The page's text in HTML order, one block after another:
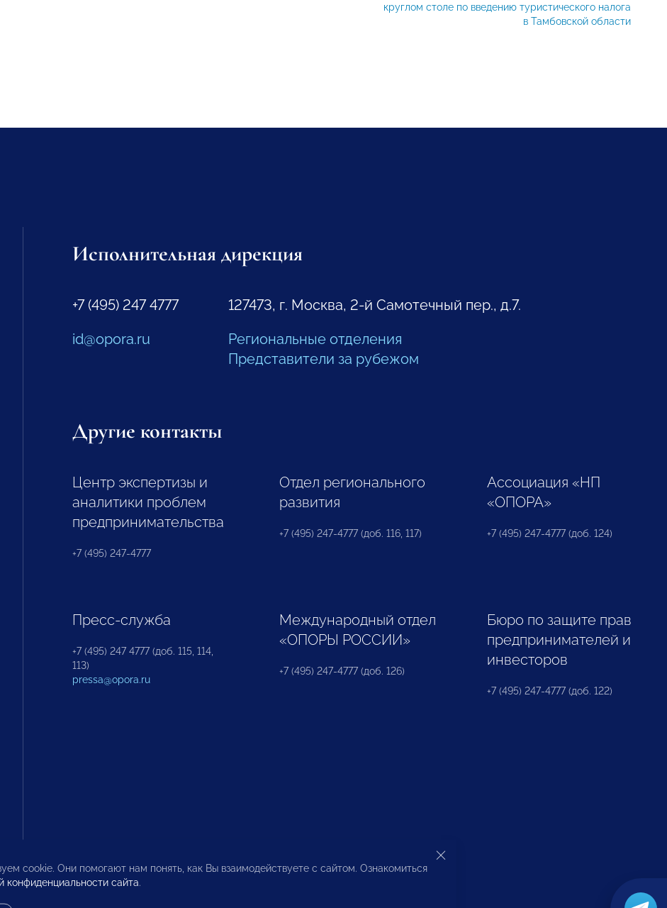
круглом столе по введению туристического налога
в Тамбовской области
Исполнительная дирекция
+7 (495) 247 4777
id@opora.ru
127473, г. Москва, 2-й Самотечный пер., д.7.
Региональные отделения
Представители за рубежом
Другие контакты
Центр экспертизы и
аналитики проблем
предпринимательства
+7 (495) 247-4777
Отдел регионального
развития
+7 (495) 247-4777 (доб. 116, 117)
Ассоциация «НП
«ОПОРА»
+7 (495) 247-4777 (доб. 124)
Пресс-служба
+7 (495) 247 4777 (доб. 115, 114,
113)
pressa@opora.ru
Международный отдел
«ОПОРЫ РОССИИ»
+7 (495) 247-4777 (доб. 126)
Бюро по защите прав
предпринимателей и
инвесторов
+7 (495) 247-4777 (доб. 122)
cookie. Они помогают нам понять, как Вы взаимодействуете с сайтом. Ознакомиться
конфиденциальности сайта.